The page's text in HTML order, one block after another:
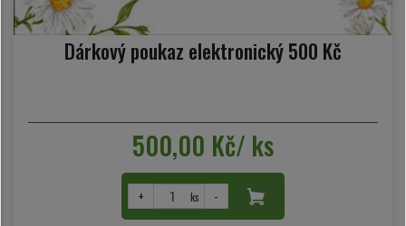
Dárkový poukaz elektronický 500 Kč
500,00 Kč/ ks
+ ks -